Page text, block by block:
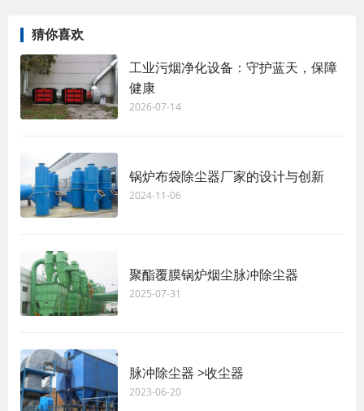
猜你喜欢
工业污烟净化设备：守护蓝天，保障
健康
2026-07-14
锅炉布袋除尘器厂家的设计与创新
2024-11-06
聚酯覆膜锅炉烟尘脉冲除尘器
2025-07-31
脉冲除尘器 >收尘器
2023-06-20